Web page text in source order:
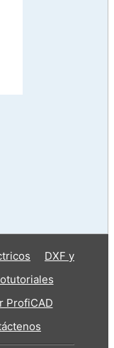
DXF y
ProfiCAD